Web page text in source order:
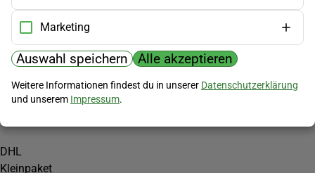
Widerrufsbelehrung
Versandkosten
Zahlungsmöglichkeiten
PayPal
Vorkasse
Versand
DHL
Kleinpaket
Marketing
Auswahl speichern Alle akzeptieren
Weitere Informationen findest du in unserer Datenschutzerklärung
und unserem Impressum.